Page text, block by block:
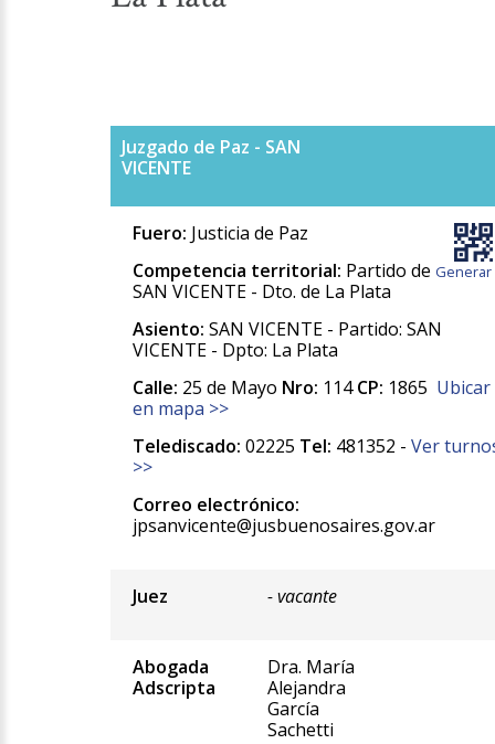
Juzgado de Paz - SAN
VICENTE
Generar
Fuero: Justicia de Paz
Competencia territorial: Partido de
SAN VICENTE - Dto. de La Plata
Asiento: SAN VICENTE - Partido: SAN
VICENTE - Dpto: La Plata
Calle: 25 de Mayo Nro: 114CP: 1865 Ubicar
en mapa >>
Telediscado: 02225 Tel: 481352 - Ver
>>
Correo electrónico:
jpsanvicente@jusbuenosaires.gov.ar
Juez - vacante
Abogada
Adscripta
Dra. María
Alejandra
García
Sachetti